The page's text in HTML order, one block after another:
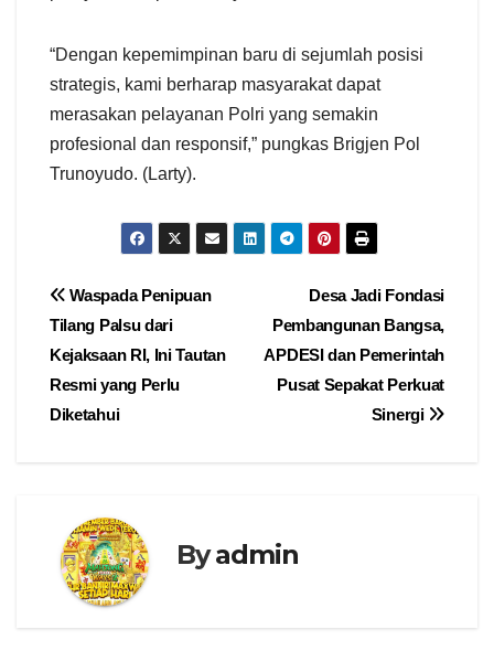
“Dengan kepemimpinan baru di sejumlah posisi
strategis, kami berharap masyarakat dapat
merasakan pelayanan Polri yang semakin
profesional dan responsif,” pungkas Brigjen Pol
Trunoyudo. (Larty).
Navigasi
pos
Desa Jadi Fondasi
Pembangunan Bangsa,
APDESI dan Pemerintah
Pusat Sepakat Perkuat
Sinergi
Waspada Penipuan
Tilang Palsu dari
Kejaksaan RI, Ini Tautan
Resmi yang Perlu
Diketahui
Byadmin